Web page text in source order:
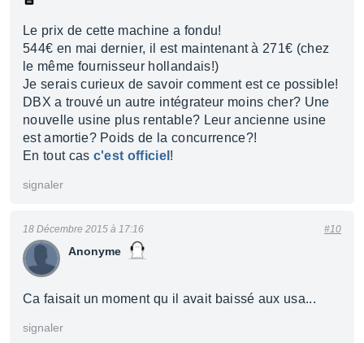
Le prix de cette machine a fondu!
544€ en mai dernier, il est maintenant à 271€ (chez
le même fournisseur hollandais!)
Je serais curieux de savoir comment est ce possible!
DBX a trouvé un autre intégrateur moins cher? Une
nouvelle usine plus rentable? Leur ancienne usine
est amortie? Poids de la concurrence?!
En tout cas c'est officiel !
signaler
Anonyme
18 Décembre 2015 à 17:16 #10
Ca faisait un moment qu il avait baissé aux usa...
signaler